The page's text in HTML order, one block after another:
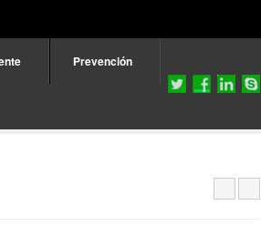
Prevención